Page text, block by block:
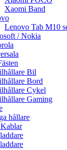
Xaomi Band
Lenovo Tab M10
/ Nokia
Bil
Bord
Cykel
Gaming
hållare